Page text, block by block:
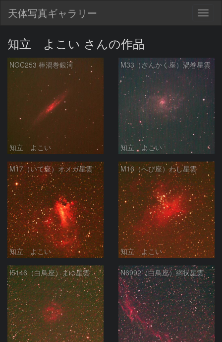
天体写真ギャラリー
知立 よこい さんの作品
NGC253 棒渦巻銀河
知立 よこい
M33（さんかく座）渦巻星雲
知立 よこい
M17（いて座）オメガ星雲
知立 よこい
M16（へび座）わし星雲
知立 よこい
I5146（白鳥座）まゆ星雲 N6992（白鳥座）網状星雲